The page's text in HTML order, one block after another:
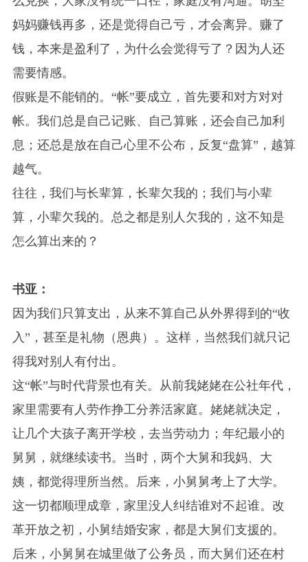
妈妈赚钱再多，还是觉得自己亏，才会离异。赚了
钱，本来是盈利了，为什么会觉得亏了？因为人还
需要情感。
假账是不能销的。“帐”要成立，首先要和对方对对
帐。我们总是自己记账、自己算账，还会自己加利
息；还总是放在自己心里不公布，反复“盘算”，越算
越气。
往往，我们与长辈算，长辈欠我的；我们与小辈
算，小辈欠我的。总之都是别人欠我的，这不知是
怎么算出来的？
书亚：
因为我们只算支出，从来不算自己从外界得到的“收
入”，甚至是礼物（恩典）。这样，当然我们就只记
得我对别人有付出。
这“帐”与时代背景也有关。从前我姥姥在公社年代，
家里需要有人劳作挣工分养活家庭。姥姥就决定，
让几个大孩子离开学校，去当劳动力；年纪最小的
舅舅，就继续读书。当时，两个大舅和我妈、大
姨，都觉得理所当然。后来，小舅舅考上了大学。
这一切都顺理成章，家里没人纠结谁对不起谁。改
革开放之初，小舅结婚安家，都是大舅们支援的。
后来，小舅舅在城里做了公务员，而大舅们还在村